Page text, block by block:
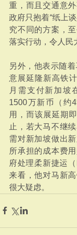
重，而且交通意
政府只抱着“纸上
究不同的方案，
落实行动，令人民
另外，他表示随
意展延隆新高铁
月需支付新加坡
1500万新币（约
用，而该展延期
止，若大马不继
需对新加坡做出
所承担的成本费
府处理柔新捷运
来看，他对马新
很大疑虑。